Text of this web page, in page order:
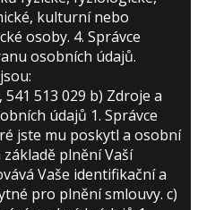
kulturní nebo
osoby. 4. Správce
osobních údajů.
513 029 b) Zdroje a
údajů 1. Správce
jste mu poskytl a osobní
plnění Vaší
Vaše identifikační a
pro plnění smlouvy. c)